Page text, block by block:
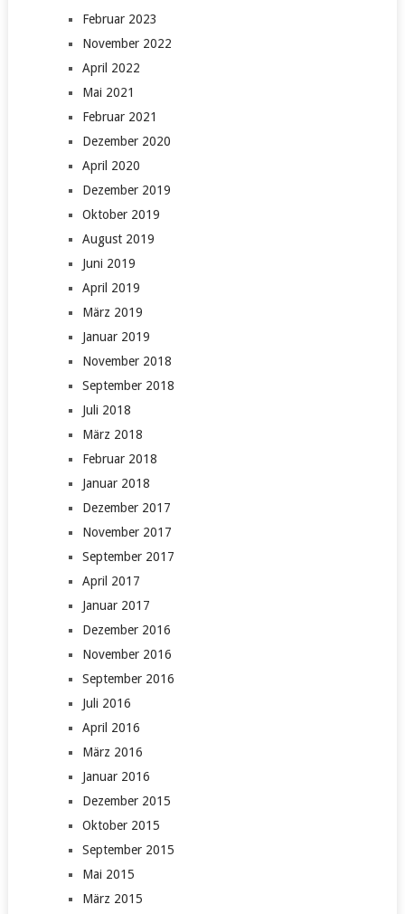
Februar 2023
November 2022
April 2022
Mai 2021
Februar 2021
Dezember 2020
April 2020
Dezember 2019
Oktober 2019
August 2019
Juni 2019
April 2019
März 2019
Januar 2019
November 2018
September 2018
Juli 2018
März 2018
Februar 2018
Januar 2018
Dezember 2017
November 2017
September 2017
April 2017
Januar 2017
Dezember 2016
November 2016
September 2016
Juli 2016
April 2016
März 2016
Januar 2016
Dezember 2015
Oktober 2015
September 2015
Mai 2015
März 2015